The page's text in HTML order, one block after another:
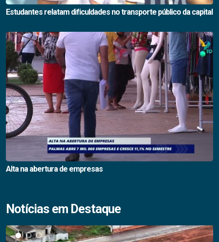
Estudantes relatam dificuldades no transporte público da capital
Alta na abertura de empresas
Notícias em Destaque